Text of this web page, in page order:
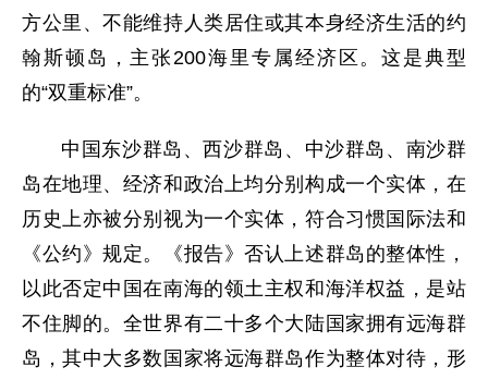
方公里、不能维持人类居住或其本身经济生活的约
翰斯顿岛，主张200海里专属经济区。这是典型
的“双重标准”。
中国东沙群岛、西沙群岛、中沙群岛、南沙群
岛在地理、经济和政治上均分别构成一个实体，在
历史上亦被分别视为一个实体，符合习惯国际法和
《公约》规定。《报告》否认上述群岛的整体性，
以此否定中国在南海的领土主权和海洋权益，是站
不住脚的。全世界有二十多个大陆国家拥有远海群
岛，其中大多数国家将远海群岛作为整体对待，形